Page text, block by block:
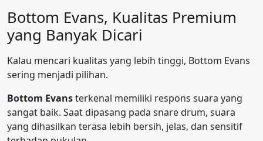
Bottom Evans, Kualitas Premium
yang Banyak Dicari
Kalau mencari kualitas yang lebih tinggi, Bottom Evans
sering menjadi pilihan.
Bottom Evansterkenal memiliki respons suara yang
sangat baik. Saat dipasang pada snare drum, suara
yang dihasilkan terasa lebih bersih, jelas, dan sensitif